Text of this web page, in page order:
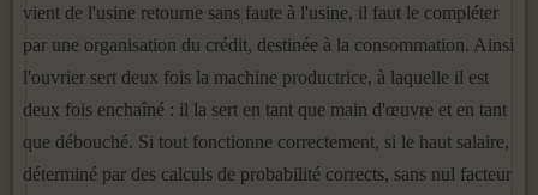
vient de l'usine retourne sans faute à l'usine, il faut le compléter
par une orga­nisation du crédit, destinée à la consommation. Ainsi
l'ouvrier sert deux fois la machine productrice, à laquelle il est
deux fois enchaîné : il la sert en tant que main d'œuvre et en tant
que débouché. Si tout fonctionne correctement, si le haut salaire,
déterminé par des calculs de probabilité corrects, sans nul facteur